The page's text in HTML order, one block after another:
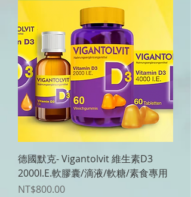
德國默克- Vigantolvit 維生素D3
2000I.E.軟膠囊/滴液/軟糖/素食專用
価格
NT$800.00